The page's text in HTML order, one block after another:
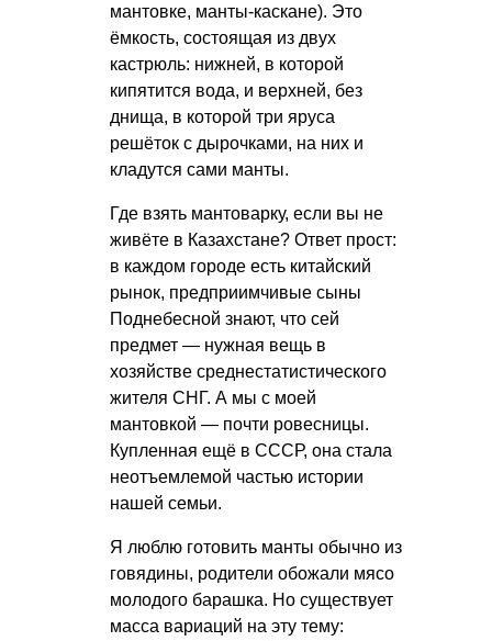
мантовке, манты-каскане). Это
ёмкость, состоящая из двух
кастрюль: нижней, в которой
кипятится вода, и верхней, без
днища, в которой три яруса
решёток с дырочками, на них и
кладутся сами манты.
Где взять мантоварку, если вы не
живёте в Казахстане? Ответ прост:
в каждом городе есть китайский
рынок, предприимчивые сыны
Поднебесной знают, что сей
предмет — нужная вещь в
хозяйстве среднестатистического
жителя СНГ. А мы с моей
мантовкой — почти ровесницы.
Купленная ещё в СССР, она стала
неотъемлемой частью истории
нашей семьи.
Я люблю готовить манты обычно из
говядины, родители обожали мясо
молодого барашка. Но существует
масса вариаций на эту тему: